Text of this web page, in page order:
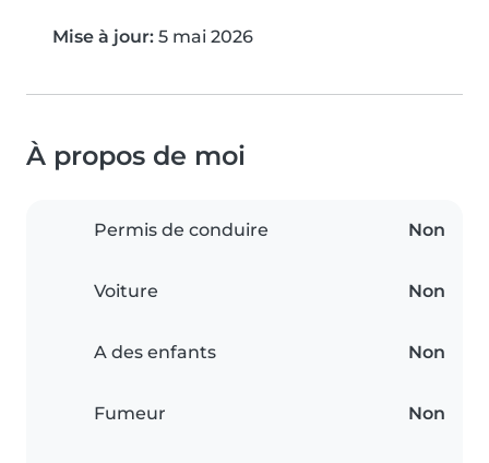
Mise à jour: 5 mai 2026
À propos de moi
Permis de conduire Non
Voiture Non
A des enfants Non
Fumeur Non